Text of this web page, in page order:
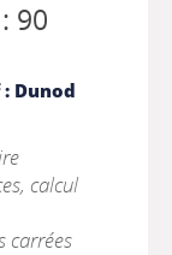
90
Dunod
calcul
carrées